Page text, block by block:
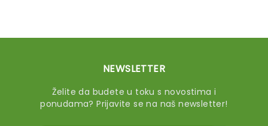
NEWSLETTER
Želite da budete u toku s novostima i
ponudama? Prijavite se na naš newsletter!